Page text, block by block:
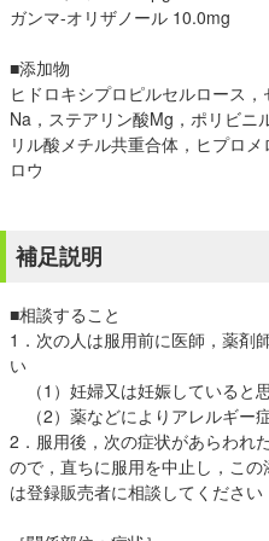
ガンマ-オリザノール 10.0mg
■添加物
ヒドロキシプロピルセルロース
Na，ステアリン酸Mg，ポリビニ
リル酸メチル共重合体，ヒプロ
ロウ
補足説明
■相談すること
1．次の人は服用前に医師，薬剤
い
（1）妊婦又は妊娠していると思
（2）薬などによりアレルギー
2．服用後，次の症状があらわれ
ので，直ちに服用を中止し，こ
は登録販売者に相談してください